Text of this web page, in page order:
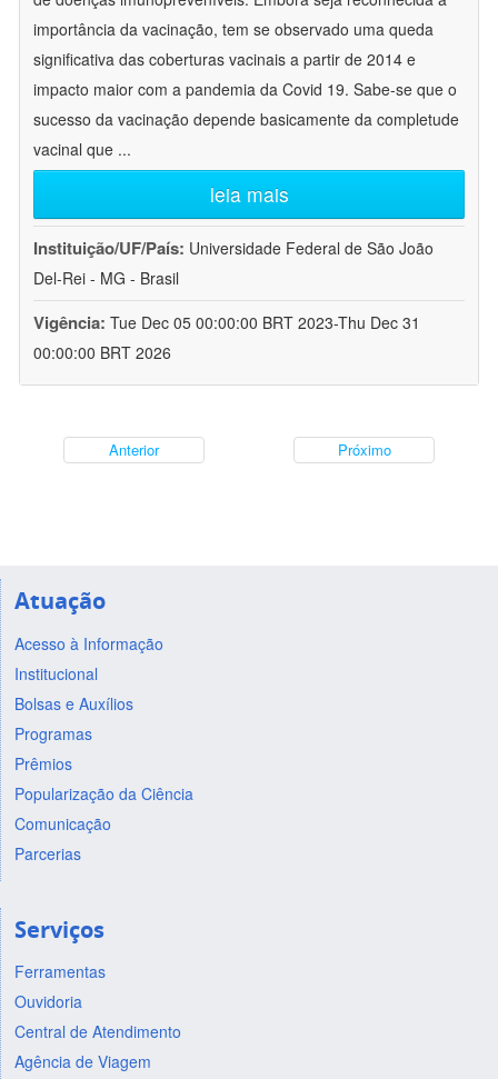
importância da vacinação, tem se observado uma queda
significativa das coberturas vacinais a partir de 2014 e
impacto maior com a pandemia da Covid 19. Sabe-se que o
sucesso da vacinação depende basicamente da completude
vacinal que ...
leia mais
Instituição/UF/País: Universidade Federal de São João
Del-Rei - MG - Brasil
Vigência: Tue Dec 05 00:00:00 BRT 2023-Thu Dec 31
00:00:00 BRT 2026
Anterior Próximo
Atuação
Acesso à Informação
Institucional
Bolsas e Auxílios
Programas
Prêmios
Popularização da Ciência
Comunicação
Parcerias
Serviços
Ferramentas
Ouvidoria
Central de Atendimento
Agência de Viagem